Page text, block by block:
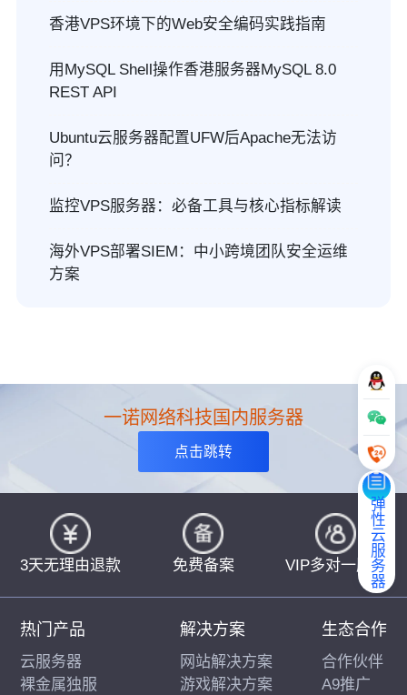
香港VPS环境下的Web安全编码实践指南
用MySQL Shell操作香港服务器MySQL 8.0
REST API
Ubuntu云服务器配置UFW后Apache无法访
问？
监控VPS服务器：必备工具与核心指标解读
海外VPS部署SIEM：中小跨境团队安全运维
方案
弹性云服务器
一诺网络科技国内服务器
点击跳转
3天无理由退款 免费备案 VIP多对一服务
热门产品
云服务器
裸金属独服
解决方案
网站解决方案
游戏解决方案
生态合作
合作伙伴
A9推广